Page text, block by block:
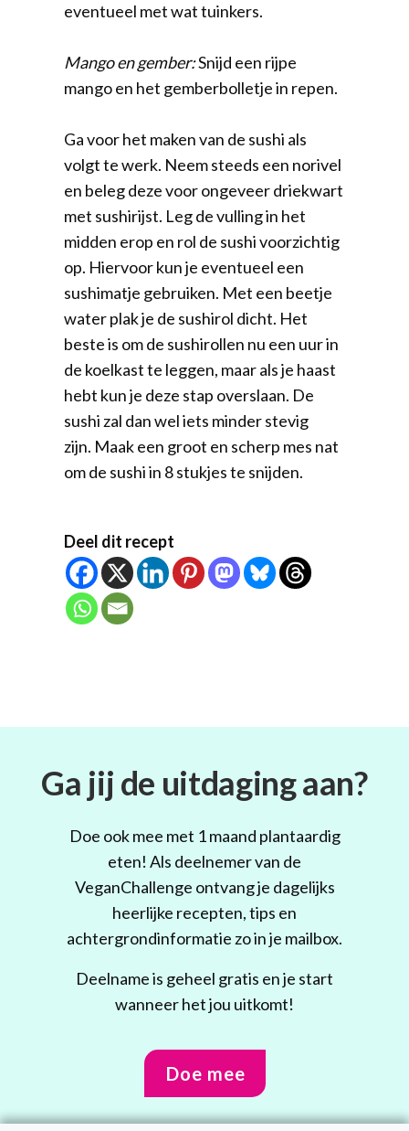
eventueel met wat tuinkers.
Mango en gember:Snijd een rijpe
mango en het gemberbolletje in repen.
Ga voor het maken van de sushi als
volgt te werk. Neem steeds een norivel
en beleg deze voor ongeveer driekwart
met sushirijst. Leg de vulling in het
midden erop en rol de sushi voorzichtig
op. Hiervoor kun je eventueel een
sushimatje gebruiken. Met een beetje
water plak je de sushirol dicht. Het
beste is om de sushirollen nu een uur in
de koelkast te leggen, maar als je haast
hebt kun je deze stap overslaan. De
sushi zal dan wel iets minder stevig
zijn. Maak een groot en scherp mes nat
om de sushi in 8 stukjes te snijden.
Deel dit recept
Ga jij de uitdaging aan?
Doe ook mee met 1 maand plantaardig
eten! Als deelnemer van de
VeganChallenge ontvang je dagelijks
heerlijke recepten, tips en
achtergrondinformatie zo in je mailbox.
Deelname is geheel gratis en je start
wanneer het jou uitkomt!
Doe mee